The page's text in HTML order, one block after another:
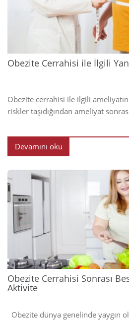
Obezite Cerrahisi ile İlgili
Obezite cerrahisi ile ilgili
riskler taşıdığından ameliyat
Devamını oku
Obezite Cerrahisi Sonrası
Aktivite
Obezite dünya genelinde yaygın